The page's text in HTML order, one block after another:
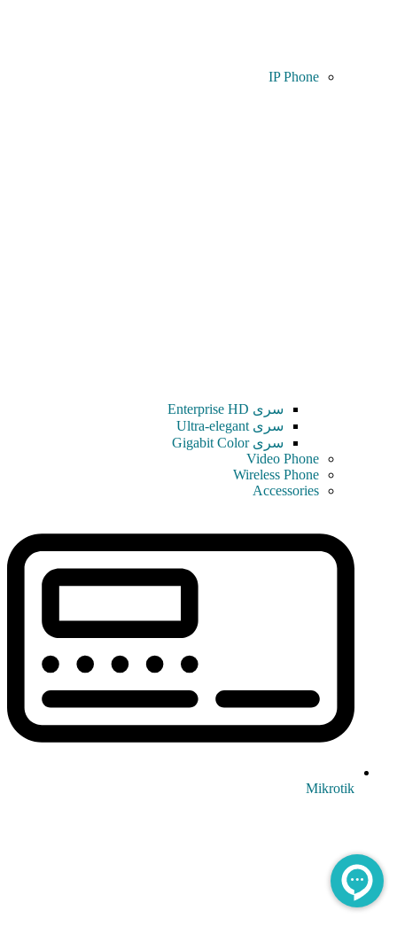
IP Phone
سری Enterprise HD
سری Ultra-elegant
سری Gigabit Color
Video Phone
Wireless Phone
Accessories
Mikrotik